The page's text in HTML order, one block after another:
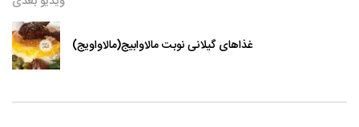
غذاهای گیلانی نوبت مالاوابیج(مالاواویج)